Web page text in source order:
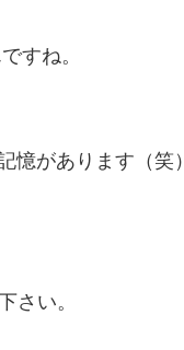
すね。
憶があります（笑）
さい。